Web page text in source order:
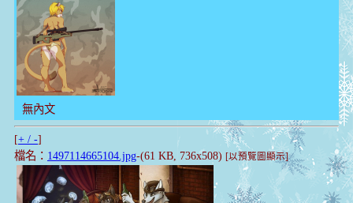
無內文
[+ / -]
檔名： 1497114665104.jpg-(61 KB, 736x508) [以預覽圖顯示]